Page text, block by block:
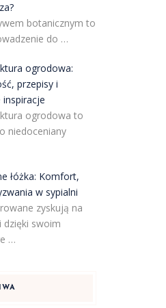
botanicznym to
do …
ogrodowa:
przepisy i
ogrodowa to
niedoceniany
łóżka: Komfort,
w sypialni
zyskują na
dzięki swoim
…